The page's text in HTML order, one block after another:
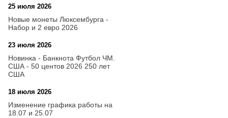
25 июля 2026
Новые монеты Люксембурга -
Набор и 2 евро 2026
23 июля 2026
Новинка - Банкнота Футбол ЧМ.
США - 50 центов 2026 250 лет
США
18 июля 2026
Изменение графика работы на
18.07 и 25.07